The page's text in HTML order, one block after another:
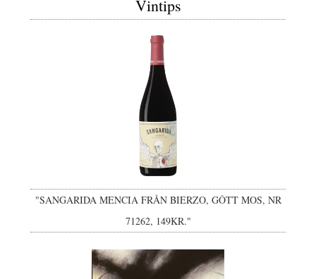
Vintips
"SANGARIDA MENCIA FRÅN BIERZO, GÔTT MOS, NR
71262, 149KR."